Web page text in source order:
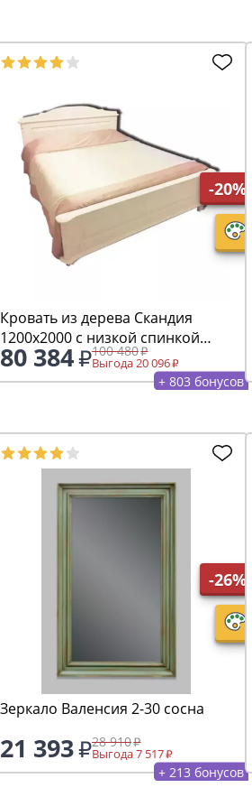
-20%
Кровать из дерева Скандия
1200х2000 с низкой спинкой
12.11.02
80 384 100 480
Выгода 20 096
+ 803 бонусов
-26%
Зеркало Валенсия 2-30 сосна
21 393 28 910
Выгода 7 517
+ 213 бонусов